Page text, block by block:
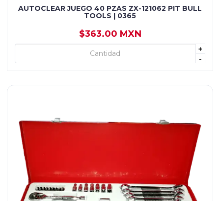
AUTOCLEAR JUEGO 40 PZAS ZX-121062 PIT BULL
TOOLS | 0365
$363.00 MXN
+
-
+ AGREGAR